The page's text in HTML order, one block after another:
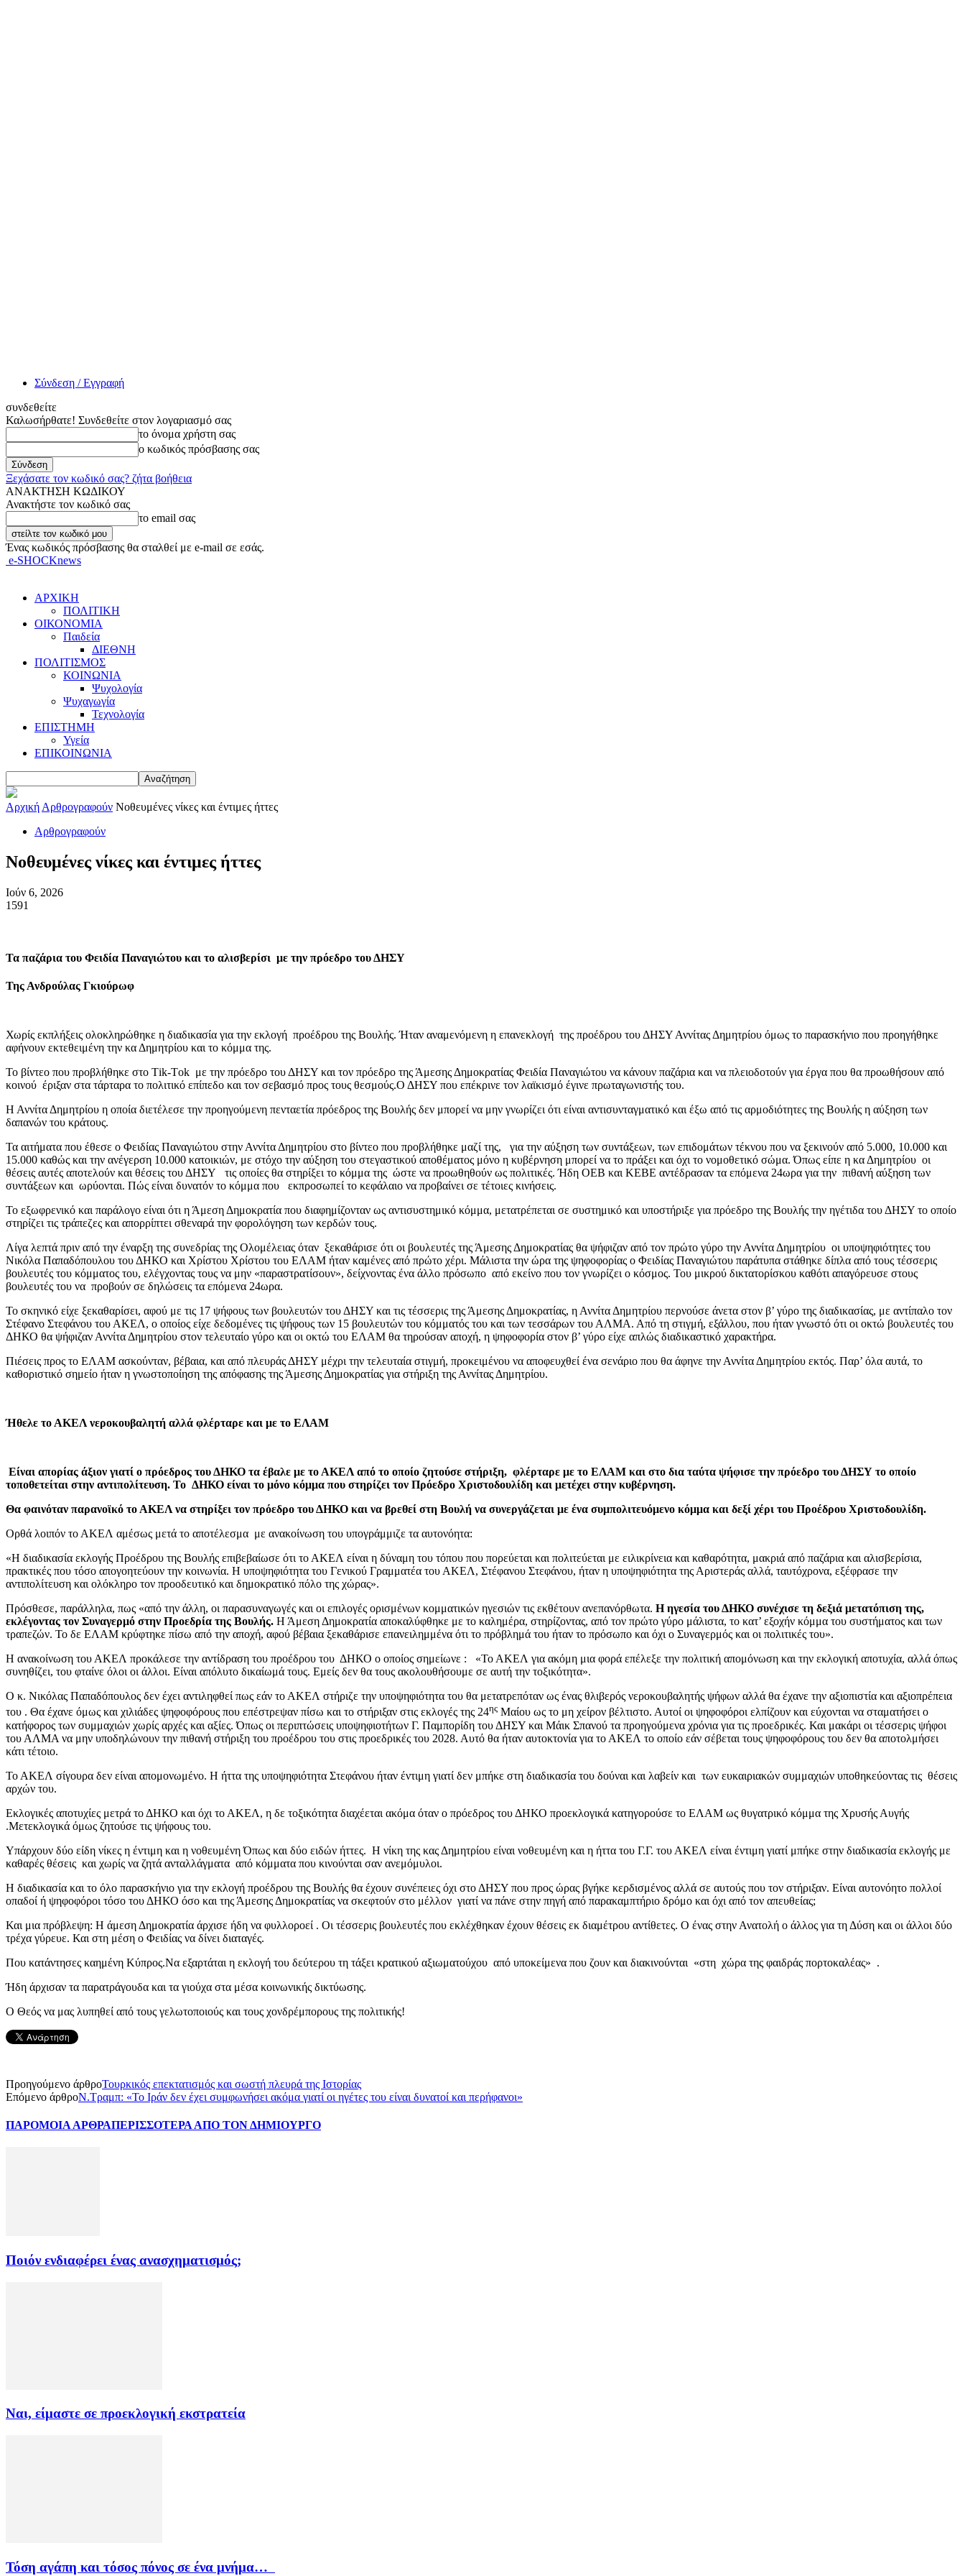
Σύνδεση / Εγγραφή
συνδεθείτε
Καλωσήρθατε! Συνδεθείτε στον λογαριασμό σας
το όνομα χρήστη σας
ο κωδικός πρόσβασης σας
Ξεχάσατε τον κωδικό σας? ζήτα βοήθεια
ΑΝΑΚΤΗΣΗ ΚΩΔΙΚΟΥ
Ανακτήστε τον κωδικό σας
το email σας
Ένας κωδικός πρόσβασης θα σταλθεί με e-mail σε εσάς.
e-SHOCKnews
ΑΡΧΙΚΗ
ΠΟΛΙΤΙΚΗ
ΟΙΚΟΝΟΜΙΑ
Παιδεία
ΔΙΕΘΝΗ
ΠΟΛΙΤΙΣΜΟΣ
ΚΟΙΝΩΝΙΑ
Ψυχολογία
Ψυχαγωγία
Τεχνολογία
ΕΠΙΣΤΗΜΗ
Υγεία
ΕΠΙΚΟΙΝΩΝΙΑ
Αρχική Αρθρογραφούν Νοθευμένες νίκες και έντιμες ήττες
Αρθρογραφούν
Νοθευμένες νίκες και έντιμες ήττες
Ιούν 6, 2026
1591
Τα παζάρια του Φειδία Παναγιώτου και το αλισβερίσι με την πρόεδρο του ΔΗΣΥ
Της Ανδρούλας Γκιούρωφ
Χωρίς εκπλήξεις ολοκληρώθηκε η διαδικασία για την εκλογή προέδρου της Βουλής. Ήταν αναμενόμενη η επανεκλογή της προέδρου του ΔΗΣΥ Αννίτας Δημητρίου όμως το παρασκήνιο που προηγήθηκε
αφήνουν εκτεθειμένη την κα Δημητρίου και το κόμμα της.
Το βίντεο που προβλήθηκε στο Τik-Τok με την πρόεδρο του ΔΗΣΥ και τον πρόεδρο της Άμεσης Δημοκρατίας Φειδία Παναγιώτου να κάνουν παζάρια και να πλειοδοτούν για έργα που θα προωθήσουν από
κοινού έριξαν στα τάρταρα το πολιτικό επίπεδο και τον σεβασμό προς τους θεσμούς.Ο ΔΗΣΥ που επέκρινε τον λαϊκισμό έγινε πρωταγωνιστής του.
Η Αννίτα Δημητρίου η οποία διετέλεσε την προηγούμενη πενταετία πρόεδρος της Βουλής δεν μπορεί να μην γνωρίζει ότι είναι αντισυνταγματικό και έξω από τις αρμοδιότητες της Βουλής η αύξηση των
δαπανών του κράτους.
Τα αιτήματα που έθεσε ο Φειδίας Παναγιώτου στην Αννίτα Δημητρίου στο βίντεο που προβλήθηκε μαζί της, για την αύξηση των συντάξεων, των επιδομάτων τέκνου που να ξεκινούν από 5.000, 10.000 και
15.000 καθώς και την ανέγερση 10.000 κατοικιών, με στόχο την αύξηση του στεγαστικού αποθέματος μόνο η κυβέρνηση μπορεί να το πράξει και όχι το νομοθετικό σώμα. Όπως είπε η κα Δημητρίου οι
θέσεις αυτές αποτελούν και θέσεις του ΔΗΣΥ τις οποίες θα στηρίξει το κόμμα της ώστε να προωθηθούν ως πολιτικές. Ήδη ΟΕΒ και ΚΕΒΕ αντέδρασαν τα επόμενα 24ωρα για την πιθανή αύξηση των
συντάξεων και ωρύονται. Πώς είναι δυνατόν το κόμμα που εκπροσωπεί το κεφάλαιο να προβαίνει σε τέτοιες κινήσεις.
Το εξωφρενικό και παράλογο είναι ότι η Άμεση Δημοκρατία που διαφημίζονταν ως αντισυστημικό κόμμα, μετατρέπεται σε συστημικό και υποστήριξε για πρόεδρο της Βουλής την ηγέτιδα του ΔΗΣΥ το οποίο
στηρίζει τις τράπεζες και απορρίπτει σθεναρά την φορολόγηση των κερδών τους.
Λίγα λεπτά πριν από την έναρξη της συνεδρίας της Ολομέλειας όταν ξεκαθάρισε ότι οι βουλευτές της Άμεσης Δημοκρατίας θα ψήφιζαν από τον πρώτο γύρο την Αννίτα Δημητρίου οι υποψηφιότητες του
Νικόλα Παπαδόπουλου του ΔΗΚΟ και Χρίστου Χρίστου του ΕΛΑΜ ήταν καμένες από πρώτο χέρι. Μάλιστα την ώρα της ψηφοφορίας ο Φειδίας Παναγιώτου παράτυπα στάθηκε δίπλα από τους τέσσερις
βουλευτές του κόμματος του, ελέγχοντας τους να μην «παραστρατίσουν», δείχνοντας ένα άλλο πρόσωπο από εκείνο που τον γνωρίζει ο κόσμος. Του μικρού δικτατορίσκου καθότι απαγόρευσε στους
βουλευτές του να προβούν σε δηλώσεις τα επόμενα 24ωρα.
Το σκηνικό είχε ξεκαθαρίσει, αφού με τις 17 ψήφους των βουλευτών του ΔΗΣΥ και τις τέσσερις της Άμεσης Δημοκρατίας, η Αννίτα Δημητρίου περνούσε άνετα στον β’ γύρο της διαδικασίας, με αντίπαλο τον
Στέφανο Στεφάνου του ΑΚΕΛ, ο οποίος είχε δεδομένες τις ψήφους των 15 βουλευτών του κόμματός του και των τεσσάρων του ΑΛΜΑ. Από τη στιγμή, εξάλλου, που ήταν γνωστό ότι οι οκτώ βουλευτές του
ΔΗΚΟ θα ψήφιζαν Αννίτα Δημητρίου στον τελευταίο γύρο και οι οκτώ του ΕΛΑΜ θα τηρούσαν αποχή, η ψηφοφορία στον β’ γύρο είχε απλώς διαδικαστικό χαρακτήρα.
Πιέσεις προς το ΕΛΑΜ ασκούνταν, βέβαια, και από πλευράς ΔΗΣΥ μέχρι την τελευταία στιγμή, προκειμένου να αποφευχθεί ένα σενάριο που θα άφηνε την Αννίτα Δημητρίου εκτός. Παρ’ όλα αυτά, το
καθοριστικό σημείο ήταν η γνωστοποίηση της απόφασης της Άμεσης Δημοκρατίας για στήριξη της Αννίτας Δημητρίου.
Ήθελε το ΑΚΕΛ νεροκουβαλητή αλλά φλέρταρε και με το ΕΛΑΜ
Είναι απορίας άξιον γιατί ο πρόεδρος του ΔΗΚΟ τα έβαλε με το ΑΚΕΛ από το οποίο ζητούσε στήριξη, φλέρταρε με το ΕΛΑΜ και στο δια ταύτα ψήφισε την πρόεδρο του ΔΗΣΥ το οποίο
τοποθετείται στην αντιπολίτευση. Το ΔΗΚΟ είναι το μόνο κόμμα που στηρίζει τον Πρόεδρο Χριστοδουλίδη και μετέχει στην κυβέρνηση.
Θα φαινόταν παρανοϊκό το ΑΚΕΛ να στηρίξει τον πρόεδρο του ΔΗΚΟ και να βρεθεί στη Βουλή να συνεργάζεται με ένα συμπολιτευόμενο κόμμα και δεξί χέρι του Προέδρου Χριστοδουλίδη.
Ορθά λοιπόν το ΑΚΕΛ αμέσως μετά το αποτέλεσμα με ανακοίνωση του υπογράμμιζε τα αυτονόητα:
«Η διαδικασία εκλογής Προέδρου της Βουλής επιβεβαίωσε ότι το ΑΚΕΛ είναι η δύναμη του τόπου που πορεύεται και πολιτεύεται με ειλικρίνεια και καθαρότητα, μακριά από παζάρια και αλισβερίσια,
πρακτικές που τόσο απογοητεύουν την κοινωνία. Η υποψηφιότητα του Γενικού Γραμματέα του ΑΚΕΛ, Στέφανου Στεφάνου, ήταν η υποψηφιότητα της Αριστεράς αλλά, ταυτόχρονα, εξέφρασε την
αντιπολίτευση και ολόκληρο τον προοδευτικό και δημοκρατικό πόλο της χώρας».
Πρόσθεσε, παράλληλα, πως «από την άλλη, οι παρασυναγωγές και οι επιλογές ορισμένων κομματικών ηγεσιών τις εκθέτουν ανεπανόρθωτα. Η ηγεσία του ΔΗΚΟ συνέχισε τη δεξιά μετατόπιση της,
εκλέγοντας τον Συναγερμό στην Προεδρία της Βουλής. Η Άμεση Δημοκρατία αποκαλύφθηκε με το καλημέρα, στηρίζοντας, από τον πρώτο γύρο μάλιστα, το κατ’ εξοχήν κόμμα του συστήματος και των
τραπεζών. Το δε ΕΛΑΜ κρύφτηκε πίσω από την αποχή, αφού βέβαια ξεκαθάρισε επανειλημμένα ότι το πρόβλημά του ήταν το πρόσωπο και όχι ο Συναγερμός και οι πολιτικές του».
Η ανακοίνωση του ΑΚΕΛ προκάλεσε την αντίδραση του προέδρου του ΔΗΚΟ ο οποίος σημείωνε : «Το ΑΚΕΛ για ακόμη μια φορά επέλεξε την πολιτική απομόνωση και την εκλογική αποτυχία, αλλά όπως
συνηθίζει, του φταίνε όλοι οι άλλοι. Είναι απόλυτο δικαίωμά τους. Εμείς δεν θα τους ακολουθήσουμε σε αυτή την τοξικότητα».
Ο κ. Νικόλας Παπαδόπουλος δεν έχει αντιληφθεί πως εάν το ΑΚΕΛ στήριζε την υποψηφιότητα του θα μετατρεπόταν ως ένας θλιβερός νεροκουβαλητής ψήφων αλλά θα έχανε την αξιοπιστία και αξιοπρέπεια
του . Θα έχανε όμως και χιλιάδες ψηφοφόρους που επέστρεψαν πίσω και το στήριξαν στις εκλογές της 24ης Μαίου ως το μη χείρον βέλτιστο. Αυτοί οι ψηφοφόροι ελπίζουν και εύχονται να σταματήσει ο
κατήφορος των συμμαχιών χωρίς αρχές και αξίες. Όπως οι περιπτώσεις υποψηφιοτήτων Γ. Παμπορίδη του ΔΗΣΥ και Μάικ Σπανού τα προηγούμενα χρόνια για τις προεδρικές. Και μακάρι οι τέσσερις ψήφοι
του ΑΛΜΑ να μην υποδηλώνουν την πιθανή στήριξη του προέδρου του στις προεδρικές του 2028. Αυτό θα ήταν αυτοκτονία για το ΑΚΕΛ το οποίο εάν σέβεται τους ψηφοφόρους του δεν θα αποτολμήσει
κάτι τέτοιο.
Το ΑΚΕΛ σίγουρα δεν είναι απομονωμένο. Η ήττα της υποψηφιότητα Στεφάνου ήταν έντιμη γιατί δεν μπήκε στη διαδικασία του δούναι και λαβείν και των ευκαιριακών συμμαχιών υποθηκεύοντας τις θέσεις
αρχών του.
Εκλογικές αποτυχίες μετρά το ΔΗΚΟ και όχι το ΑΚΕΛ, η δε τοξικότητα διαχέεται ακόμα όταν ο πρόεδρος του ΔΗΚΟ προεκλογικά κατηγορούσε το ΕΛΑΜ ως θυγατρικό κόμμα της Χρυσής Αυγής
.Μετεκλογικά όμως ζητούσε τις ψήφους του.
Υπάρχουν δύο είδη νίκες η έντιμη και η νοθευμένη Όπως και δύο ειδών ήττες. Η νίκη της κας Δημητρίου είναι νοθευμένη και η ήττα του Γ.Γ. του ΑΚΕΛ είναι έντιμη γιατί μπήκε στην διαδικασία εκλογής με
καθαρές θέσεις και χωρίς να ζητά ανταλλάγματα από κόμματα που κινούνται σαν ανεμόμυλοι.
Η διαδικασία και το όλο παρασκήνιο για την εκλογή προέδρου της Βουλής θα έχουν συνέπειες όχι στο ΔΗΣΥ που προς ώρας βγήκε κερδισμένος αλλά σε αυτούς που τον στήριξαν. Είναι αυτονόητο πολλοί
οπαδοί ή ψηφοφόροι τόσο του ΔΗΚΟ όσο και της Άμεσης Δημοκρατίας να σκεφτούν στο μέλλον γιατί να πάνε στην πηγή από παρακαμπτήριο δρόμο και όχι από τον απευθείας;
Και μια πρόβλεψη: Η άμεση Δημοκρατία άρχισε ήδη να φυλλοροεί . Οι τέσσερις βουλευτές που εκλέχθηκαν έχουν θέσεις εκ διαμέτρου αντίθετες. Ο ένας στην Ανατολή ο άλλος για τη Δύση και οι άλλοι δύο
τρέχα γύρευε. Και στη μέση ο Φειδίας να δίνει διαταγές.
Που κατάντησες καημένη Κύπρος.Να εξαρτάται η εκλογή του δεύτερου τη τάξει κρατικού αξιωματούχου από υποκείμενα που ζουν και διακινούνται «στη χώρα της φαιδράς πορτοκαλέας» .
Ήδη άρχισαν τα παρατράγουδα και τα γιούχα στα μέσα κοινωνικής δικτύωσης.
Ο Θεός να μας λυπηθεί από τους γελωτοποιούς και τους χονδρέμπορους της πολιτικής!
Προηγούμενο άρθροΤουρκικός επεκτατισμός και σωστή πλευρά της Ιστορίας
Επόμενο άρθροΝ.Τραμπ: «Το Ιράν δεν έχει συμφωνήσει ακόμα γιατί οι ηγέτες του είναι δυνατοί και περήφανοι»
ΠΑΡΟΜΟΙΑ ΑΡΘΡΑΠΕΡΙΣΣΟΤΕΡΑ ΑΠΟ ΤΟΝ ΔΗΜΙΟΥΡΓΟ
Ποιόν ενδιαφέρει ένας ανασχηματισμός;
Ναι, είμαστε σε προεκλογική εκστρατεία
Τόση αγάπη και τόσος πόνος σε ένα μνήμα…